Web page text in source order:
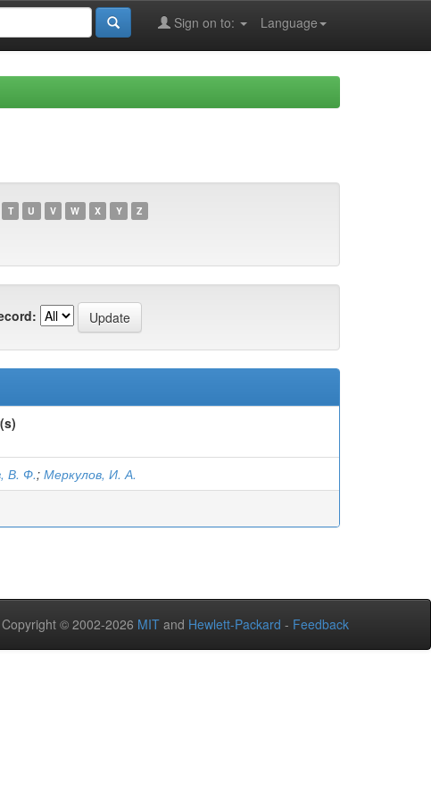
Language
Sign on to:
T U V W X Y Z
В. Ф.; Меркулов, И. А.
Copyright © 2002-2026 MIT and Hewlett-Packard - Feedback